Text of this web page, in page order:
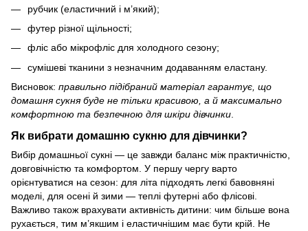
рубчик (еластичний і м’який);
футер різної щільності;
фліс або мікрофліс для холодного сезону;
сумішеві тканини з незначним додаванням еластану.
Висновок: правильно підібраний матеріал гарантує, що
домашня сукня буде не тільки красивою, а й максимально
комфортною та безпечною для шкіри дівчинки.
Як вибрати домашню сукню для дівчинки?
Вибір домашньої сукні — це завжди баланс між практичністю,
довговічністю та комфортом. У першу чергу варто
орієнтуватися на сезон: для літа підходять легкі бавовняні
моделі, для осені й зими — теплі футерні або флісові.
Важливо також врахувати активність дитини: чим більше вона
рухається, тим м’якшим і еластичнішим має бути крій. Не